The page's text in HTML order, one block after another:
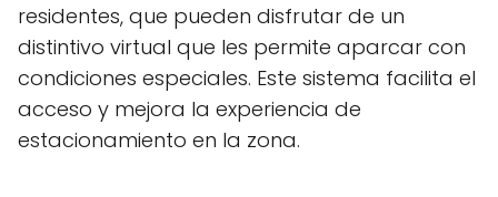
residentes, que pueden disfrutar de un
distintivo virtual que les permite aparcar con
condiciones especiales. Este sistema facilita el
acceso y mejora la experiencia de
estacionamiento en la zona.